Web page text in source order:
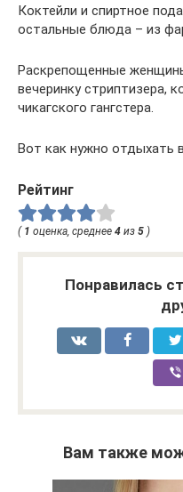
Коктейли и спиртное
остальные блюда – из
Раскрепощенные
вечеринку стриптизера,
чикагского гангстера.
Вот как нужно отдыхать
Рейтинг
( 1 оценка, среднее 4 из 5 )
Понравилась
Вам также